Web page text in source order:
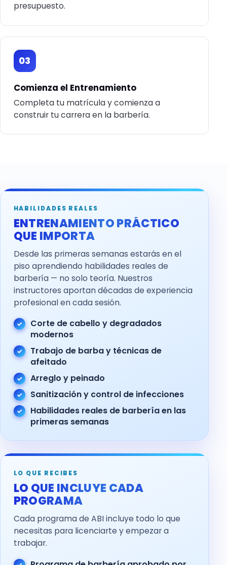
presupuesto.
03
Comienza el Entrenamiento
Completa tu matrícula y comienza a
construir tu carrera en la barbería.
HABILIDADES REALES
ENTRENAMIENTO PRÁCTICO
QUE IMPORTA
Desde las primeras semanas estarás en el
piso aprendiendo habilidades reales de
barbería — no solo teoría. Nuestros
instructores aportan décadas de experiencia
profesional en cada sesión.
Corte de cabello y degradados
modernos
Trabajo de barba y técnicas de
afeitado
Arreglo y peinado
Sanitización y control de infecciones
Habilidades reales de barbería en las
primeras semanas
LO QUE RECIBES
LO QUE INCLUYE CADA
PROGRAMA
Cada programa de ABI incluye todo lo que
necesitas para licenciarte y empezar a
trabajar.